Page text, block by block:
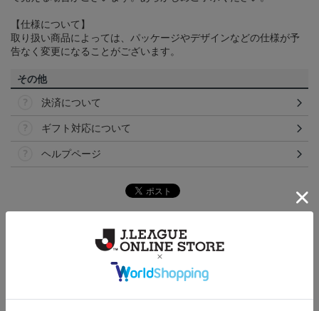
【仕様について】
取り扱い商品によっては、パッケージやデザインなどの仕様が予
告なく変更になることがございます。
その他
決済について
ギフト対応について
ヘルプページ